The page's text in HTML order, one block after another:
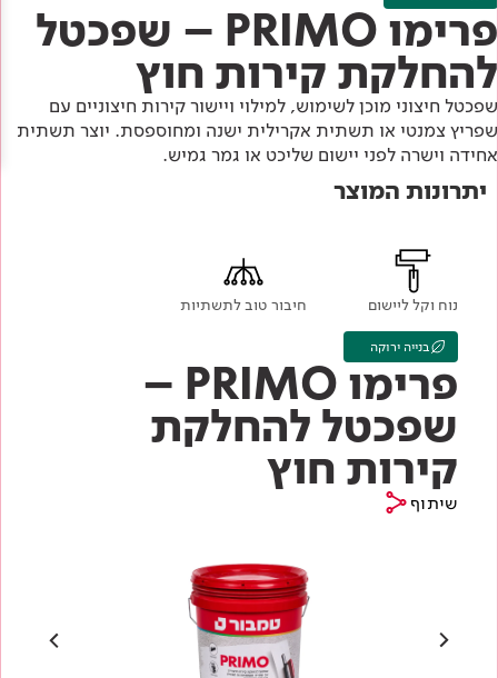
עץ
מתכת
רובה
לכל מוצרי צבע וציפויים
Academy
תוכן מקצועי
אודותינו
מדיניות סביבתית
מדיניות מערכת משולבת ו - ISO
פרימו PRIMO – שפכטל
להחלקת קירות חוץ
שפכטל חיצוני מוכן לשימוש, למילוי ויישור קירות חיצוניים עם
שפריץ צמנטי או תשתית אקרילית ישנה ומחוספסת. יוצר תשתית
אחידה וישרה לפני יישום שליכט או גמר גמיש.
יתרונות המוצר
נוח וקל ליישום חיבור טוב לתשתיות
בנייה ירוקה
פרימו PRIMO –
שפכטל להחלקת
קירות חוץ
שיתוף